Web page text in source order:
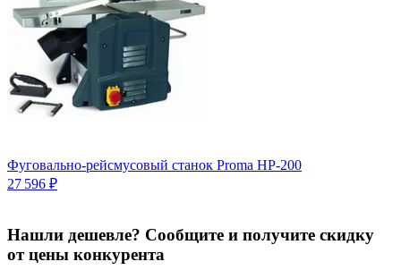
Фуговально-рейсмусовый станок Proma HP-200
27 596 ₽
Нашли дешевле? Сообщите и получите скидку
от цены конкурента